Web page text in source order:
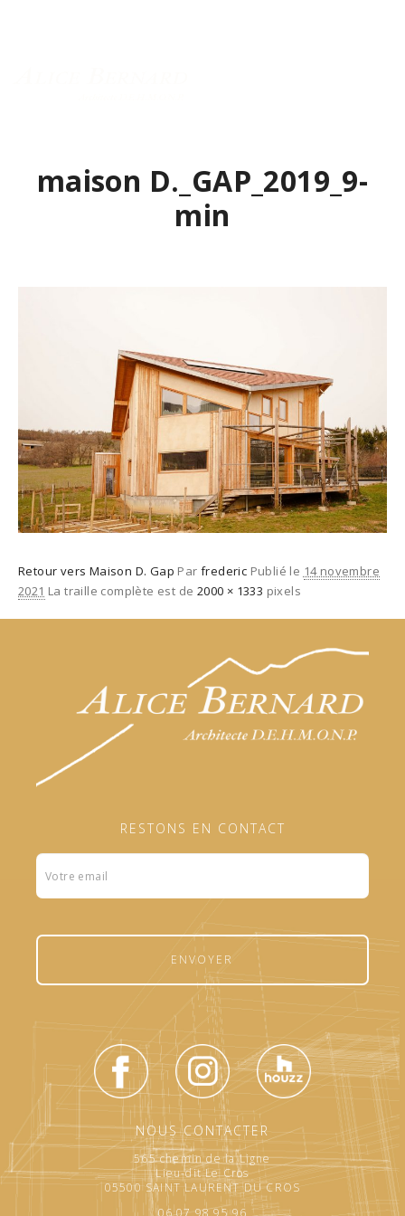
maison D._GAP_2019_9-
min
Retour vers Maison D. Gap Parfrederic Publié le 14 novembre
2021 La traille complète est de 2000 × 1333 pixels
RESTONS EN CONTACT
Formulaire
footer
ENVOYER
NOUS CONTACTER
565 chemin de la Ligne
Lieu-dit Le Cros
05500 SAINT LAURENT DU CROS